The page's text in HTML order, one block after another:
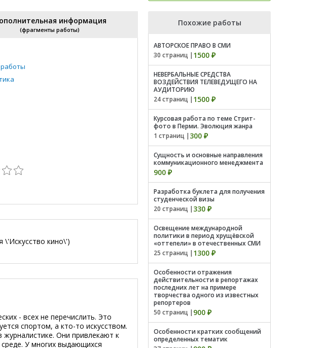
информация
(фрагменты работы)
\'Искусство кино\')
- всех не перечислить. Это
спортом, а кто-то искусством.
журналистике. Они привлекают к
У многих выдающихся
Похожие работы
АВТОРСКОЕ ПРАВО В СМИ
30 страниц | 1500 ₽
НЕВЕРБАЛЬНЫЕ СРЕДСТВА
ВОЗДЕЙСТВИЯ ТЕЛЕВЕДУЩЕГО НА
АУДИТОРИЮ
24 страниц | 1500 ₽
Курсовая работа по теме Стрит-
фото в Перми. Эволюция жанра
1 страниц | 300 ₽
Сущность и основные направления
коммуникационного менеджмента
900 ₽
Разработка буклета для получения
студенческой визы
20 страниц | 330 ₽
Освещение международной
политики в период хрущёвской
«оттепели» в отечественных СМИ
25 страниц | 1300 ₽
Особенности отражения
действительности в репортажах
последних лет на примере
творчества одного из известных
репортеров
50 страниц | 900 ₽
Особенности кратких сообщений
определенных тематик